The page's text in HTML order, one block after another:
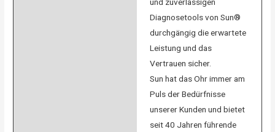
und zuverlässigen
Diagnosetools von Sun®
durchgängig die erwartete
Leistung und das
Vertrauen sicher.
Sun hat das Ohr immer am
Puls der Bedürfnisse
unserer Kunden und bietet
seit 40 Jahren führende